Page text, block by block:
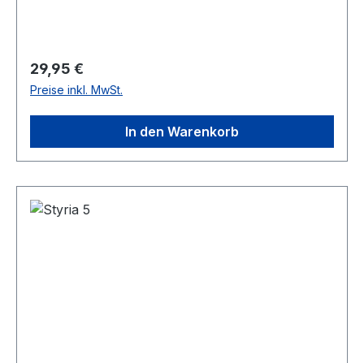
Regulärer Preis:
29,95 €
Preise inkl. MwSt.
In den Warenkorb